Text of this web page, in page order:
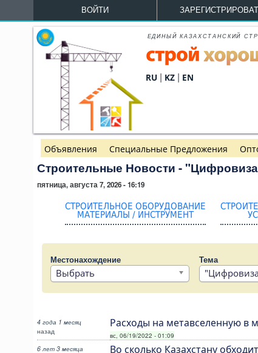
Перейти к основному содержанию
ВОЙТИ
ЕДИНЫЙ КАЗАХСТАНСКИЙ
RU | KZ | EN
Объявления Специальные Предложения
Строительные Новости -
пятница, августа 7, 2026 - 16:19
СТРОИТЕЛЬНОЕ ОБОРУДОВАНИЕ
МАТЕРИАЛЫ / ИНСТРУМЕНТ
Местонахождение
Выбрать
Тема
4 года 1 месяц
назад
Расходы на метавселенную в
вс, 06/19/2022 - 01:09
6 лет 3 месяца
Во сколько Казахстану